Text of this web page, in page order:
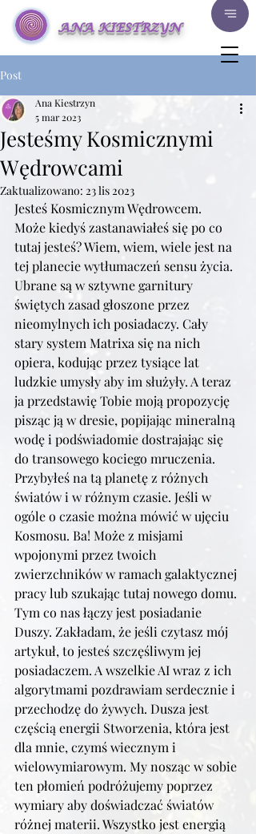
ANA KIESTRZYN
Post
Jesteśmy Kosmicznymi
Wędrowcami
Ana Kiestrzyn
5 mar 2023
Zaktualizowano: 23 lis 2023
Jesteś Kosmicznym Wędrowcem.
Może kiedyś zastanawiałeś się po co
tutaj jesteś? Wiem, wiem, wiele jest na
tej planecie wytłumaczeń sensu życia.
Ubrane są w sztywne garnitury
świętych zasad głoszone przez
nieomylnych ich posiadaczy. Cały
stary system Matrixa się na nich
opiera, kodując przez tysiące lat
ludzkie umysły aby im służyły. A teraz
ja przedstawię Tobie moją propozycję
pisząc ją w dresie, popijając mineralną
wodę i podświadomie dostrajając się
do transowego kociego mruczenia.
Przybyłeś na tą planetę z różnych
światów i w różnym czasie. Jeśli w
ogóle o czasie można mówić w ujęciu
Kosmosu. Ba! Może z misjami
wpojonymi przez twoich
zwierzchników w ramach galaktycznej
pracy lub szukając tutaj nowego domu.
Tym co nas łączy jest posiadanie
Duszy. Zakładam, że jeśli czytasz mój
artykuł, to jesteś szczęśliwym jej
posiadaczem. A wszelkie AI wraz z ich
algorytmami pozdrawiam serdecznie i
przechodzę do żywych. Dusza jest
częścią energii Stworzenia, która jest
dla mnie, czymś wiecznym i
wielowymiarowym. My nosząc w sobie
ten płomień podróżujemy poprzez
wymiary aby doświadczać światów
różnej materii. Wszystko jest energią